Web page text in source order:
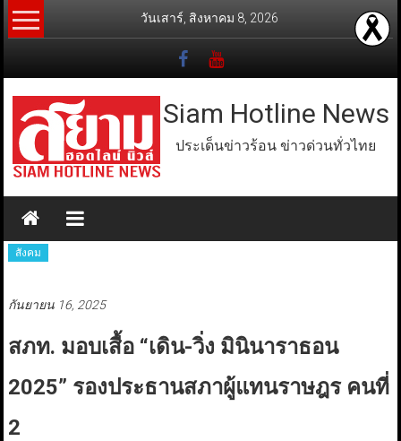
Skip
to
วันเสาร์, สิงหาคม 8, 2026
Siam Hotline News
ประเด็นข่าวร้อน ข่าวด่วนทั่วไทย
สังคม
กันยายน 16, 2025
สภท. มอบเสื้อ “เดิน-วิ่ง มินินาราธอน
2025” รองประธานสภาผู้แทนราษฎร คนที่
2